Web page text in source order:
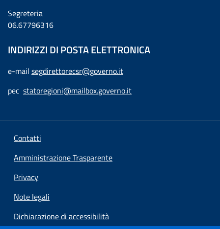
Segreteria
06.67796316
INDIRIZZI DI POSTA ELETTRONICA
e-mail segdirettorecsr@governo.it
pec statoregioni@mailbox.governo.it
Contatti
Amministrazione Trasparente
Privacy
Note legali
Dichiarazione di accessibilità